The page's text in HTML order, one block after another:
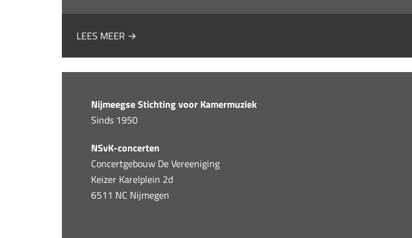
LEES MEER →
Nijmeegse Stichting voor Kamermuziek
Sinds 1950
NSvK-concerten
Concertgebouw De Vereeniging
Keizer Karelplein 2d
6511 NC Nijmegen